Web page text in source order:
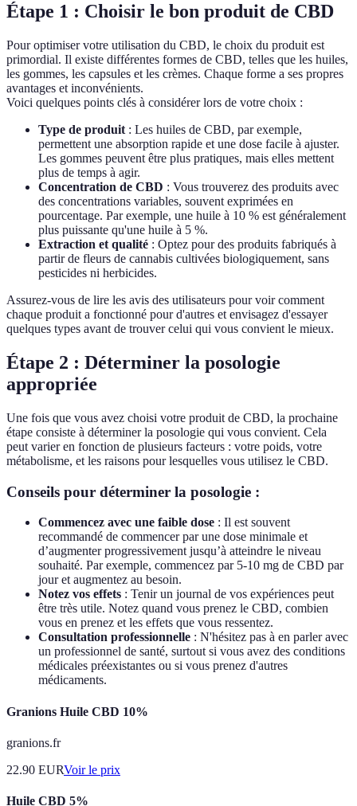
Étape 1 : Choisir le bon produit de CBD
Pour optimiser votre utilisation du CBD, le choix du produit est
primordial. Il existe différentes formes de CBD, telles que les huiles,
les gommes, les capsules et les crèmes. Chaque forme a ses propres
avantages et inconvénients.
Voici quelques points clés à considérer lors de votre choix :
Type de produit : Les huiles de CBD, par exemple,
permettent une absorption rapide et une dose facile à ajuster.
Les gommes peuvent être plus pratiques, mais elles mettent
plus de temps à agir.
Concentration de CBD : Vous trouverez des produits avec
des concentrations variables, souvent exprimées en
pourcentage. Par exemple, une huile à 10 % est généralement
plus puissante qu'une huile à 5 %.
Extraction et qualité : Optez pour des produits fabriqués à
partir de fleurs de cannabis cultivées biologiquement, sans
pesticides ni herbicides.
Assurez-vous de lire les avis des utilisateurs pour voir comment
chaque produit a fonctionné pour d'autres et envisagez d'essayer
quelques types avant de trouver celui qui vous convient le mieux.
Étape 2 : Déterminer la posologie
appropriée
Une fois que vous avez choisi votre produit de CBD, la prochaine
étape consiste à déterminer la posologie qui vous convient. Cela
peut varier en fonction de plusieurs facteurs : votre poids, votre
métabolisme, et les raisons pour lesquelles vous utilisez le CBD.
Conseils pour déterminer la posologie :
Commencez avec une faible dose : Il est souvent
recommandé de commencer par une dose minimale et
d’augmenter progressivement jusqu’à atteindre le niveau
souhaité. Par exemple, commencez par 5-10 mg de CBD par
jour et augmentez au besoin.
Notez vos effets : Tenir un journal de vos expériences peut
être très utile. Notez quand vous prenez le CBD, combien
vous en prenez et les effets que vous ressentez.
Consultation professionnelle : N'hésitez pas à en parler avec
un professionnel de santé, surtout si vous avez des conditions
médicales préexistantes ou si vous prenez d'autres
médicaments.
Granions Huile CBD 10%
granions.fr
22.90 EURVoir le prix
Huile CBD 5%